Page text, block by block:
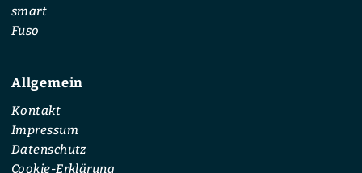
smart
Fuso
Allgemein
Kontakt
Impressum
Datenschutz
Cookie-Erklärung